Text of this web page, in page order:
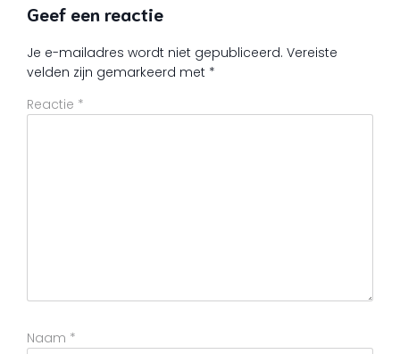
Geef een reactie
Je e-mailadres wordt niet gepubliceerd. Vereiste
velden zijn gemarkeerd met *
Reactie *
Naam *